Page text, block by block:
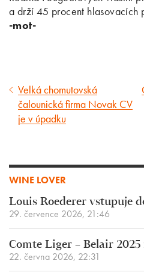
a drží 45 procent hlasovacích
-mot-
Předcházející
článek
Velká chomutovská
čalounická firma Novak CV
je v úpadku
WINE LOVER
Louis Roederer vstupuje
29. července 2026, 21:46
Comte Liger – Belair 2025
22. června 2026, 22:31